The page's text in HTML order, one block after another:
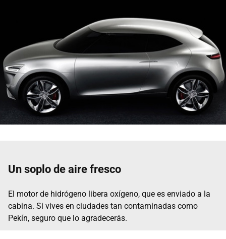
Un soplo de aire fresco
El motor de hidrógeno libera oxígeno, que es enviado a la
cabina. Si vives en ciudades tan contaminadas como
Pekín, seguro que lo agradecerás.